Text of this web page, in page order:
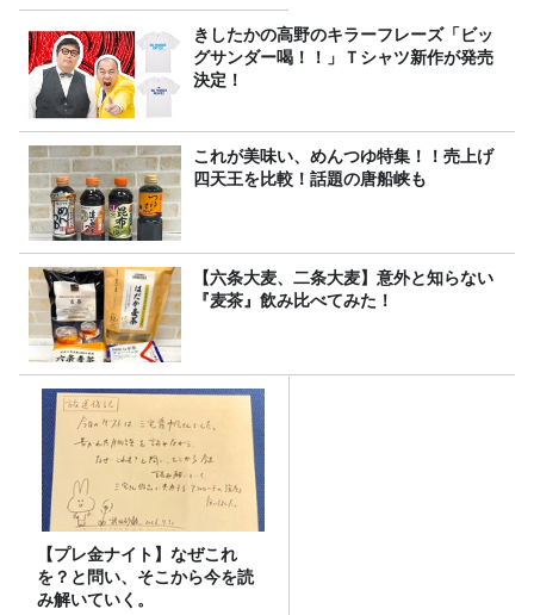
選出の意味
きしたかの高野のキラーフレーズ「ビッ
グサンダー喝！！」Ｔシャツ新作が発売
決定！
これが美味い、めんつゆ特集！！売上げ
四天王を比較！話題の唐船峡も
【六条大麦、二条大麦】意外と知らない
『麦茶』飲み比べてみた！
【プレ金ナイト】なぜこれ
を？と問い、そこから今を読
み解いていく。